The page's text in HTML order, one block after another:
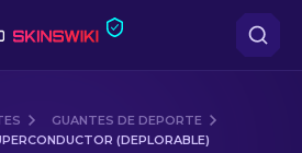
GUANTES DE DEPORTE
(DEPLORABLE)